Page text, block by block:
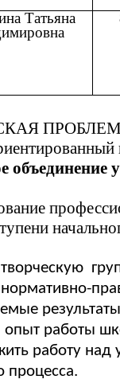
Татьяна
объединение
нормативно-
опыт работы
работу над
процесса.